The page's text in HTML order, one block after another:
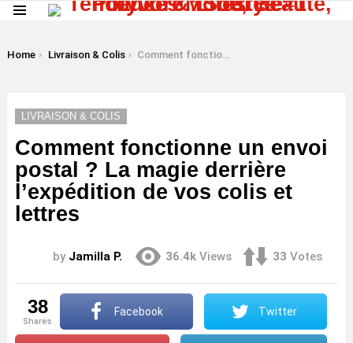
You are here:
Home Livraison & Colis Comment fonctionne un envoi postal ? La magie derrière l’expédition de vos colis et lettres
LIVRAISON & COLIS
Comment fonctionne un envoi
postal ? La magie derrière
l’expédition de vos colis et
lettres
by Jamilla P. 36.4k Views 33 Votes
38
shares
Facebook Twitter